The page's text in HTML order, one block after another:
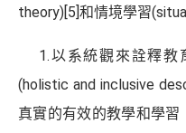
theory) [5] 和情境學習
1.以系統觀來詮釋教
(holistic and inclusive
真實的有效的教學和學